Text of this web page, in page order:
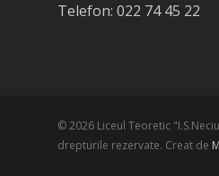
Telefon: 022​ 74 45 22
© 2026 Liceul Teoretic
drepturile rezervate. Creat de